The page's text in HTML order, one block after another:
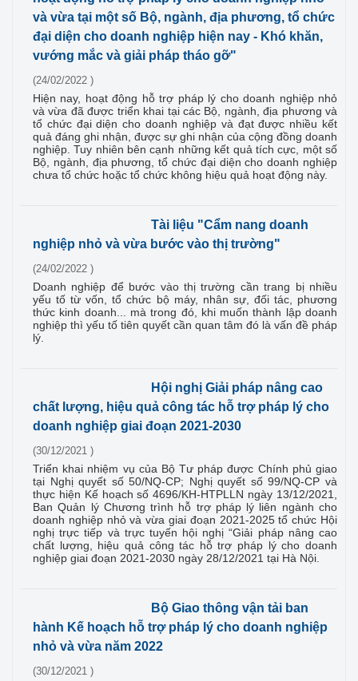
và vừa tại một số Bộ, ngành, địa phương, tổ chức
đại diện cho doanh nghiệp hiện nay - Khó khăn,
vướng mắc và giải pháp tháo gỡ"
(24/02/2022 )
Hiện nay, hoạt động hỗ trợ pháp lý cho doanh nghiệp nhỏ
và vừa đã được triển khai tại các Bộ, ngành, địa phương và
tổ chức đại diện cho doanh nghiệp và đạt được nhiều kết
quả đáng ghi nhận, được sự ghi nhận của cộng đồng doanh
nghiệp. Tuy nhiên bên cạnh những kết quả tích cực, một số
Bộ, ngành, địa phương, tổ chức đại diện cho doanh nghiệp
chưa tổ chức hoặc tổ chức không hiệu quả hoạt động này.
Tài liệu "Cẩm nang doanh
nghiệp nhỏ và vừa bước vào thị trường"
(24/02/2022 )
Doanh nghiệp để bước vào thị trường cần trang bị nhiều
yếu tố từ vốn, tổ chức bộ máy, nhân sự, đối tác, phương
thức kinh doanh... mà trong đó, khi muốn thành lập doanh
nghiệp thì yếu tố tiên quyết cần quan tâm đó là vấn đề pháp
lý.
Hội nghị Giải pháp nâng cao
chất lượng, hiệu quả công tác hỗ trợ pháp lý cho
doanh nghiệp giai đoạn 2021-2030
(30/12/2021 )
Triển khai nhiệm vụ của Bộ Tư pháp được Chính phủ giao
tại Nghị quyết số 50/NQ-CP; Nghị quyết số 99/NQ-CP và
thực hiện Kế hoạch số 4696/KH-HTPLLN ngày 13/12/2021,
Ban Quản lý Chương trình hỗ trợ pháp lý liên ngành cho
doanh nghiệp nhỏ và vừa giai đoạn 2021-2025 tổ chức Hội
nghị trực tiếp và trực tuyến hội nghị “Giải pháp nâng cao
chất lượng, hiệu quả công tác hỗ trợ pháp lý cho doanh
nghiệp giai đoạn 2021-2030 ngày 28/12/2021 tại Hà Nội.
Bộ Giao thông vận tải ban
hành Kế hoạch hỗ trợ pháp lý cho doanh nghiệp
nhỏ và vừa năm 2022
(30/12/2021 )